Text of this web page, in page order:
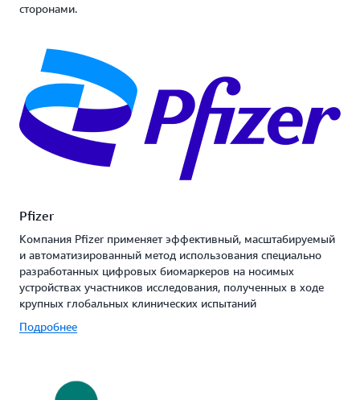
сторонами.
Pfizer
Компания Pfizer применяет эффективный, масштабируемый
и автоматизированный метод использования специально
разработанных цифровых биомаркеров на носимых
устройствах участников исследования, полученных в ходе
крупных глобальных клинических испытаний
Подробнее